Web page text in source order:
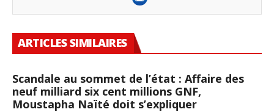
ARTICLES SIMILAIRES
Scandale au sommet de l’état : Affaire des
neuf milliard six cent millions GNF,
Moustapha Naïté doit s’expliquer